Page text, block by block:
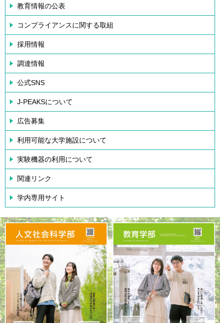
教育情報の公表
コンプライアンスに関する取組
採用情報
調達情報
公式SNS
J-PEAKSについて
広告募集
利用可能な大学施設について
実験機器の利用について
関連リンク
学内専用サイト